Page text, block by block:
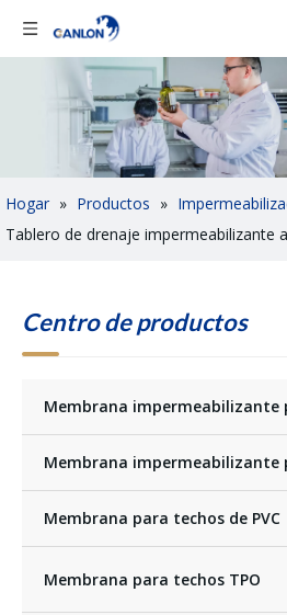
Hogar » Productos »
Tablero de drenaje impermeabilizante
Centro de productos
Membrana impermeabilizante
Membrana impermeabilizante
Membrana para techos de PVC
Membrana para techos TPO